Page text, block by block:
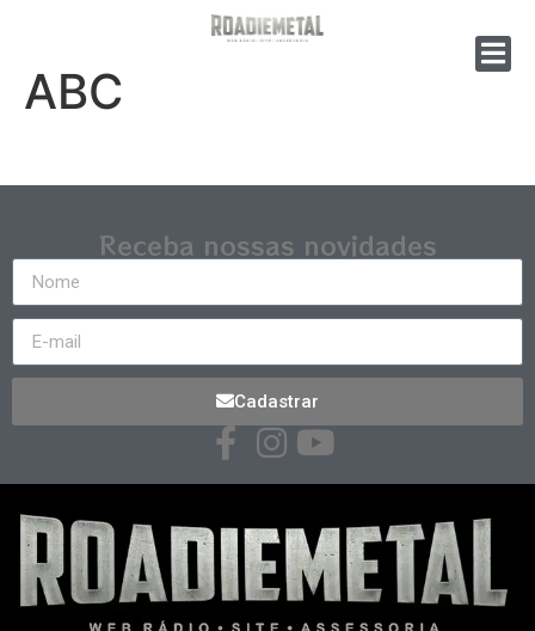
ABC
Receba nossas novidades
Cadastrar